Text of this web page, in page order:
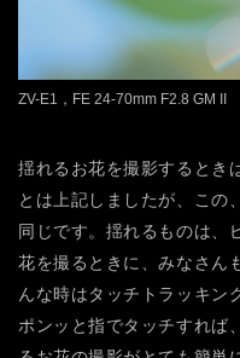
ZV-E1，FE 24-70mm F2.8 GM
揺れるお花を撮影するとき
とは上記しましたが、この
同じです。揺れるものは、
花を撮るときに、みなさん
んな時はタッチトラッキン
ポンッと指でタッチすれば